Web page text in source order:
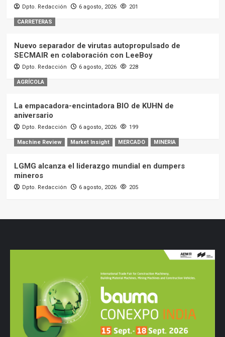
Dpto. Redacción 6 agosto, 2026 201
CARRETERAS
Nuevo separador de virutas autopropulsado de
SECMAIR en colaboración con LeeBoy
Dpto. Redacción 6 agosto, 2026 228
AGRÍCOLA
La empacadora-encintadora BIO de KUHN de
aniversario
Dpto. Redacción 6 agosto, 2026 199
Machine Review Market Insight MERCADO MINERIA
LGMG alcanza el liderazgo mundial en dumpers
mineros
Dpto. Redacción 6 agosto, 2026 205